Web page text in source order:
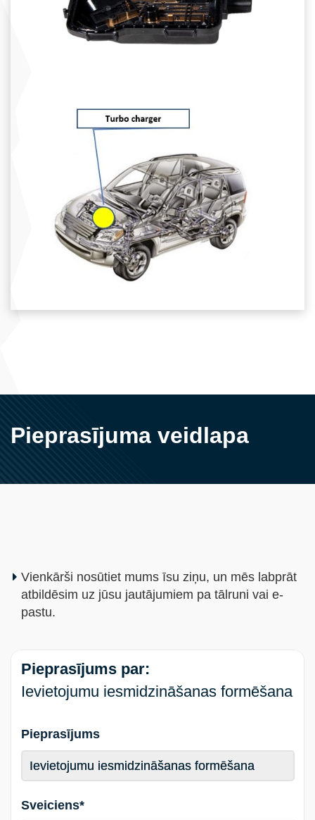
Pieprasījuma veidlapa
Vienkārši nosūtiet mums īsu ziņu, un mēs labprāt
atbildēsim uz jūsu jautājumiem pa tālruni vai e-
pastu.
Pieprasījums par:
Ievietojumu iesmidzināšanas formēšana
Pieprasījums
Sveiciens*